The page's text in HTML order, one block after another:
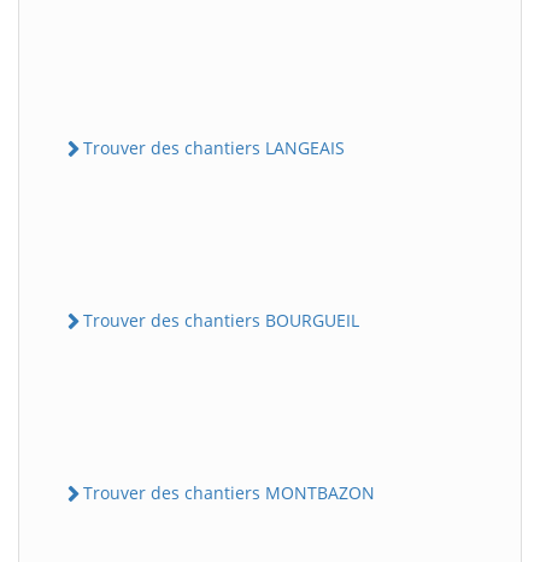
Trouver des chantiers LANGEAIS
Trouver des chantiers BOURGUEIL
Trouver des chantiers MONTBAZON